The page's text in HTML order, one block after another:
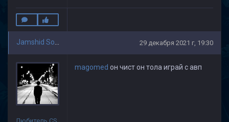
29 декабря 2021 г, 19:30
magomed он чист он тола играй с авп